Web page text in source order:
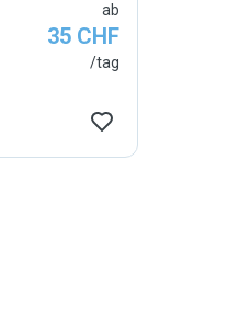
ab
35 CHF
/tag